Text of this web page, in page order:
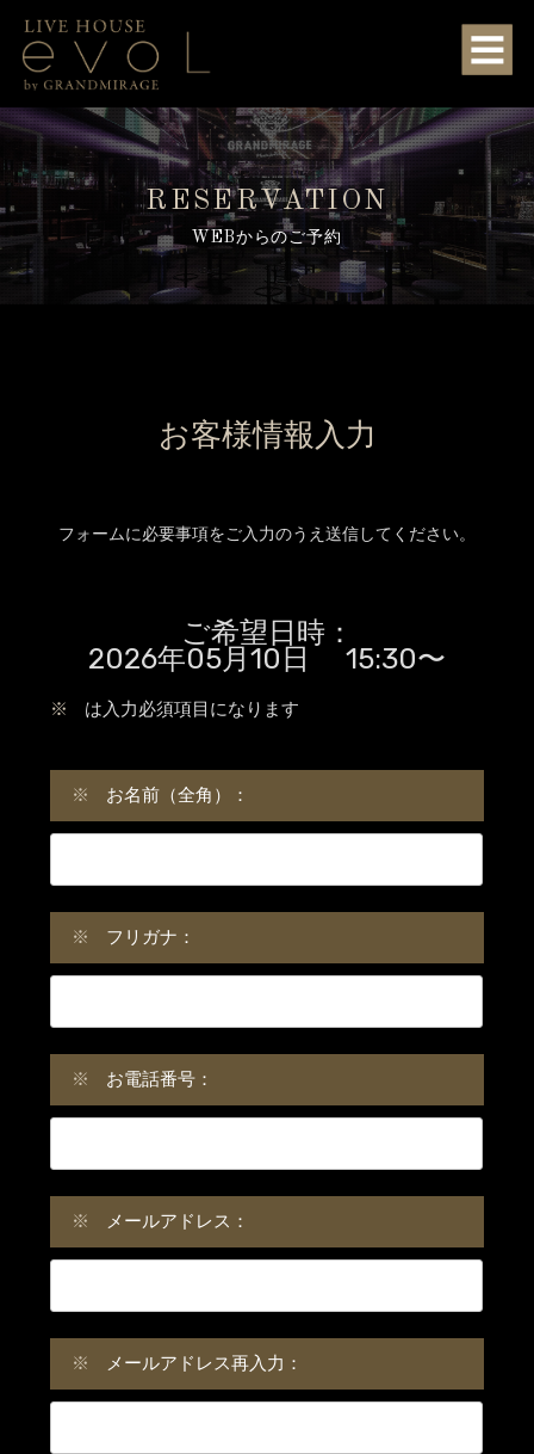
RESERVATION
WEBからのご予約
お客様情報入力
フォームに必要事項をご入力のうえ送信してください。
ご希望日時：
2026年05月10日 15:30〜
※ は入力必須項目になります
※ お名前（全角）：
※ フリガナ：
※ お電話番号：
※ メールアドレス：
※ メールアドレス再入力：